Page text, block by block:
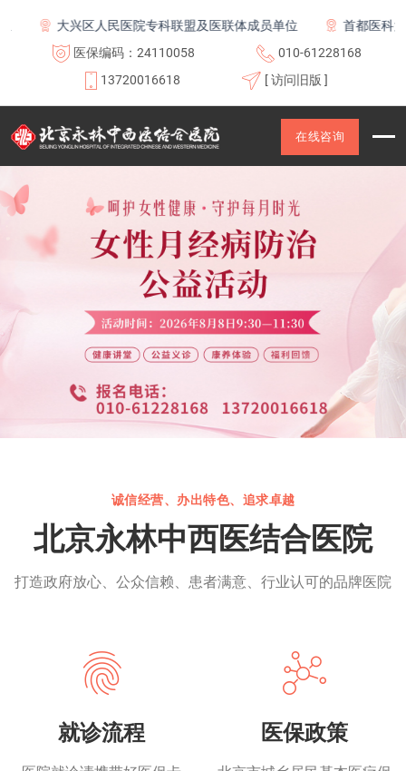
大兴区人民医院专科联盟及医联体成员单位
首都医科大学附
医保编码：24110058
010-61228168
13720016618
[ 访问旧版 ]
在线咨询
诚信经营、办出特色、追求卓越
北京永林中西医结合医院
打造政府放心、公众信赖、患者满意、行业认可的品牌医院
就诊流程 医保政策